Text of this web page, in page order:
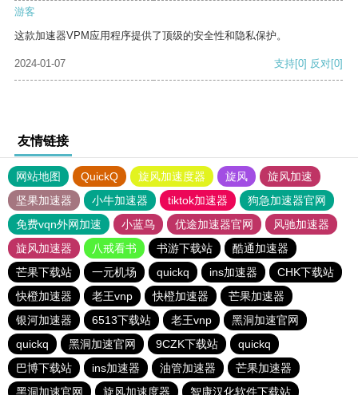
游客
这款加速器VPM应用程序提供了顶级的安全性和隐私保护。
2024-01-07 支持[0] 反对[0]
友情链接
网站地图 QuickQ 旋风加速度器 旋风
旋风加速
坚果加速器
小牛加速器 tiktok加速器
狗急加速器官网
免费vqn外网加速
小蓝鸟 优途加速器官网
风驰加速器
旋风加速器
八戒看书 书游下载站
酷通加速器
芒果下载站
一元机场 quickq ins加速器
CHK下载站
快橙加速器
老王vnp 快橙加速器
芒果加速器
银河加速器
6513下载站 老王vnp
黑洞加速官网
quickq
黑洞加速官网 9CZK下载站
quickq
巴博下载站
ins加速器 油管加速器
芒果加速器
黑洞加速官网
旋风加速度器 智康汉化软件下载站